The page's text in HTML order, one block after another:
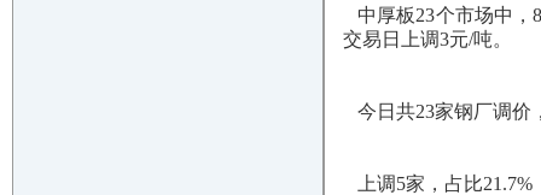
中厚板23个市场中，
交易日上调3元/吨。
今日共23家钢厂调价
上调5家，占比21.7%